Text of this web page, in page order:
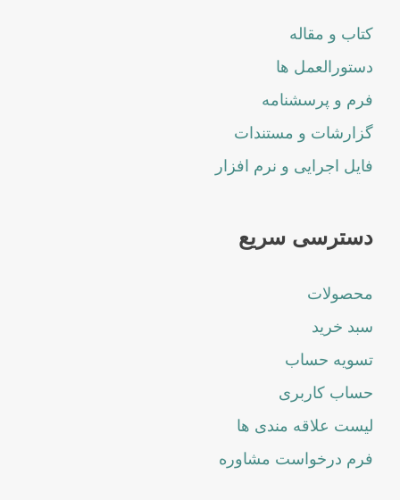
کتاب و مقاله
دستورالعمل ها
فرم و پرسشنامه
گزارشات و مستندات
فایل اجرایی و نرم افزار
دسترسی سریع
محصولات
سبد خرید
تسویه حساب
حساب کاربری
لیست علاقه مندی ها
فرم درخواست مشاوره